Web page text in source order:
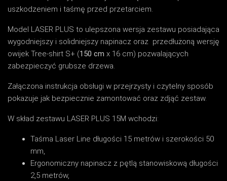
uszkodzeniem i taśmę przed przetarciem.
Model LASER PLUS to ulepszona wersja zestawu posiadająca
wygodniejszy i solidniejszy napinacz oraz przedłużoną wersję
owijek Tree-shirt S+ (150 cm x 16 cm) pozwalających
zabezpieczyć grubsze drzewa.
Załączona instrukcja obsługi w przejrzysty i czytelny sposób
pokazuje jak bezpiecznie zamontować oraz zdjąć zestaw.
W skład zestawu LASER PLUS 15M wchodzi:
Taśma Laser Line długości 15 metrów i szerokości 50
mm,
Ergonomiczny napinacz z pętlą stanowiskową długości
2,5 metrów,